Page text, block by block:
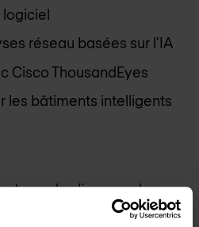
logiciel
réseau basées sur l'IA
Cisco ThousandEyes
les bâtiments intelligents
pour les licences, les
Cisco en combinaison